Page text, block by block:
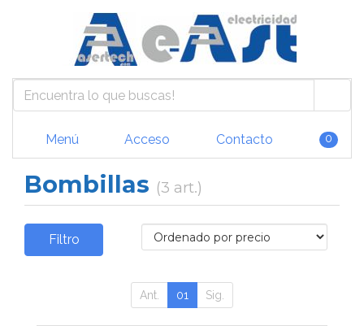
Menú Acceso Contacto 0
Bombillas (3 art.)
Filtro
Ant. 01 Sig.